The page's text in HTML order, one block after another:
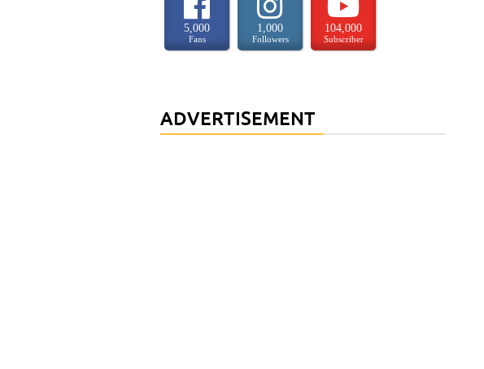
5,000
Fans
1,000
Followers
104,000
Subscriber
ADVERTISEMENT